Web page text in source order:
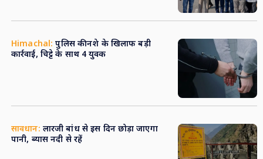
Himachal: पुलिस की नशे के खिलाफ बड़ी
कार्रवाई, चिट्टे के साथ 4 युवक
सावधान: लारजी बांध से इस दिन छोड़ा जाएगा
पानी, ब्यास नदी से रहें